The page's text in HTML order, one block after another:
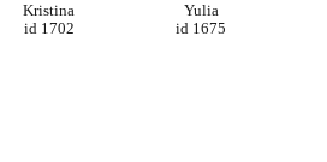
Kristina
id 1702
Yulia
id 1675